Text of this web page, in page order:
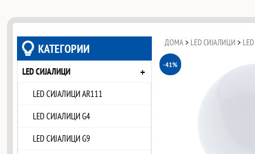
КАТЕГОРИИ
LED СИЈАЛИЦИ
LED СИЈАЛИЦИ AR111
LED СИЈАЛИЦИ G4
LED СИЈАЛИЦИ G9
+
ДОМА > LED СИЈАЛИЦИ >
-41%